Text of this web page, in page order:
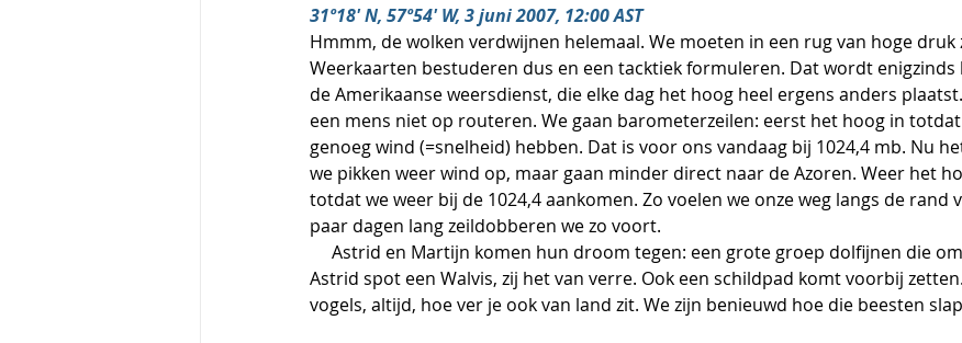
31º18' N, 57º54' W, 3 juni 2007, 12:00 AST
Hmmm, de wolken verdwijnen helemaal. We moeten in een rug van hoge druk
Weerkaarten bestuderen dus en een tacktiek formuleren. Dat wordt
de Amerikaanse weersdienst, die elke dag het hoog heel ergens anders
een mens niet op routeren. We gaan barometerzeilen: eerst het hoog in
genoeg wind (=snelheid) hebben. Dat is voor ons vandaag bij 1024,4 mb. Nu
we pikken weer wind op, maar gaan minder direct naar de Azoren. Weer het
totdat we weer bij de 1024,4 aankomen. Zo voelen we onze weg langs de rand
paar dagen lang zeildobberen we zo voort.
Astrid spot een Walvis, zij het van verre. Ook een schildpad komt voorbij
vogels, altijd, hoe ver je ook van land zit. We zijn benieuwd hoe die beesten